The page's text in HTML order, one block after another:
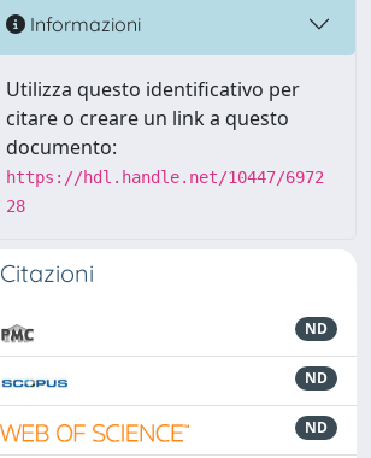
Informazioni
Utilizza questo identificativo per
citare o creare un link a questo
documento:
https://hdl.handle.net/10447/6972
28
Citazioni
ND
ND
ND